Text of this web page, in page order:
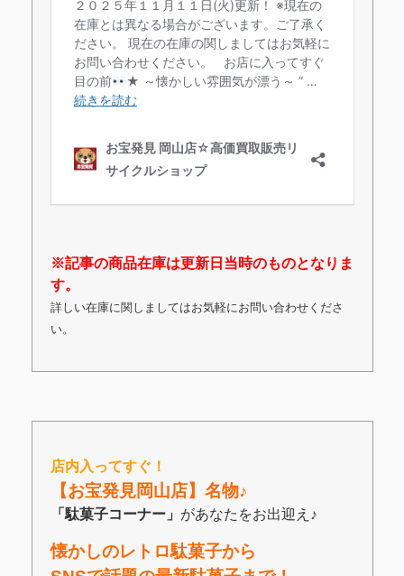
※記事の商品在庫は更新日当時のものとなりま
す。
詳しい在庫に関しましてはお気軽にお問い合わせくださ
い。
店内入ってすぐ！
【お宝発見岡山店】名物♪
「駄菓子コーナー」 があなたをお出迎え♪
懐かしのレトロ駄菓子から